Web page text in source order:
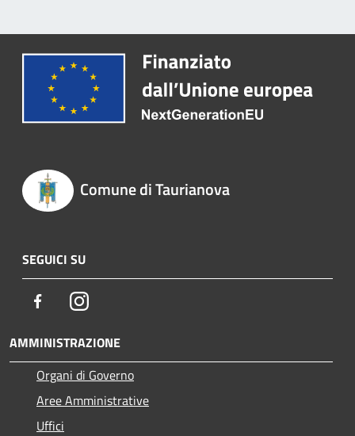
Comune di Taurianova
SEGUICI SU
FacebookInstagram
AMMINISTRAZIONE
Organi di Governo
Aree Amministrative
Uffici